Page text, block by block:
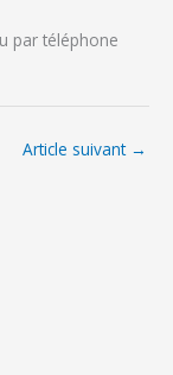
par téléphone
Article suivant →